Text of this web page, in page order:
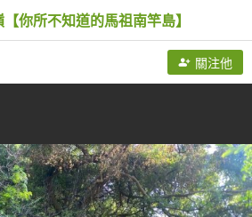
你所不知道的馬祖南竿島】
關注他